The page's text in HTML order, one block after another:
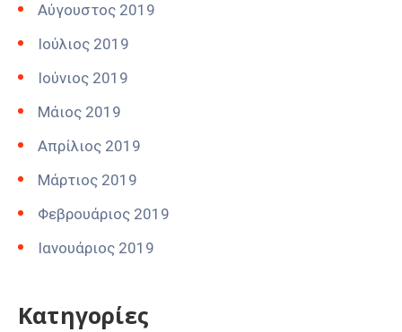
Αύγουστος 2019
Ιούλιος 2019
Ιούνιος 2019
Μάιος 2019
Απρίλιος 2019
Μάρτιος 2019
Φεβρουάριος 2019
Ιανουάριος 2019
Kατηγορίες